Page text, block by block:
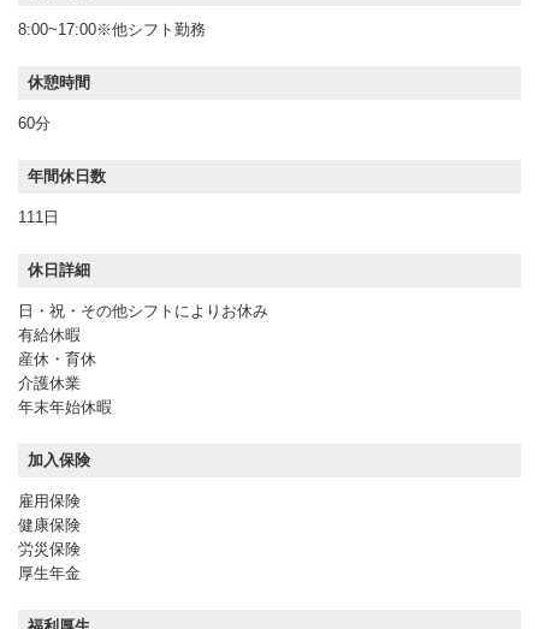
8:00~17:00※他シフト勤務
休憩時間
60分
年間休日数
111日
休日詳細
日・祝・その他シフトによりお休み
有給休暇
産休・育休
介護休業
年末年始休暇
加入保険
雇用保険
健康保険
労災保険
厚生年金